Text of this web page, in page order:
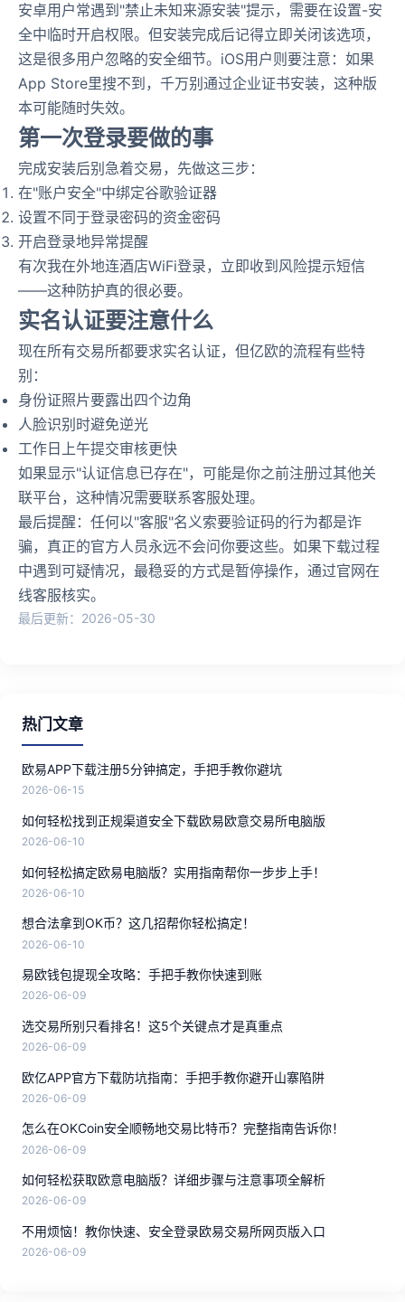
安卓用户常遇到"禁止未知来源安装"提示，需要在设置-安
全中临时开启权限。但安装完成后记得立即关闭该选项，
这是很多用户忽略的安全细节。iOS用户则要注意：如果
App Store里搜不到，千万别通过企业证书安装，这种版
本可能随时失效。
第一次登录要做的事
完成安装后别急着交易，先做这三步：
在"账户安全"中绑定谷歌验证器
设置不同于登录密码的资金密码
开启登录地异常提醒
有次我在外地连酒店WiFi登录，立即收到风险提示短信
——这种防护真的很必要。
实名认证要注意什么
现在所有交易所都要求实名认证，但亿欧的流程有些特
别：
身份证照片要露出四个边角
人脸识别时避免逆光
工作日上午提交审核更快
如果显示"认证信息已存在"，可能是你之前注册过其他关
联平台，这种情况需要联系客服处理。
最后提醒：任何以"客服"名义索要验证码的行为都是诈
骗，真正的官方人员永远不会问你要这些。如果下载过程
中遇到可疑情况，最稳妥的方式是暂停操作，通过官网在
线客服核实。
最后更新：2026-05-30
热门文章
欧易APP下载注册5分钟搞定，手把手教你避坑
2026-06-15
如何轻松找到正规渠道安全下载欧易欧意交易所电脑版
2026-06-10
如何轻松搞定欧易电脑版？实用指南帮你一步步上手！
2026-06-10
想合法拿到OK币？这几招帮你轻松搞定！
2026-06-10
易欧钱包提现全攻略：手把手教你快速到账
2026-06-09
选交易所别只看排名！这5个关键点才是真重点
2026-06-09
欧亿APP官方下载防坑指南：手把手教你避开山寨陷阱
2026-06-09
怎么在OKCoin安全顺畅地交易比特币？完整指南告诉你！
2026-06-09
如何轻松获取欧意电脑版？详细步骤与注意事项全解析
2026-06-09
不用烦恼！教你快速、安全登录欧易交易所网页版入口
2026-06-09